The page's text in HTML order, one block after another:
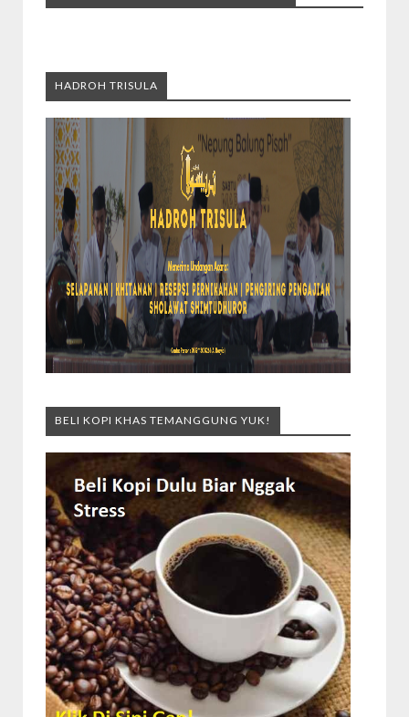
HADROH TRISULA
BELI KOPI KHAS TEMANGGUNG YUK!